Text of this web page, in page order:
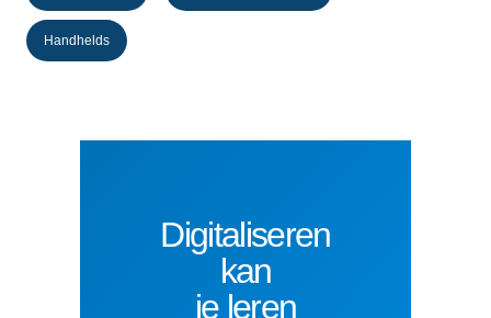
Handhelds
Digitaliseren
kan
je leren